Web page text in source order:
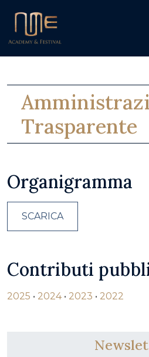
Trasparente
Organigramma
SCARICA
Contributi
2025 • 2024• 2023 • 2022